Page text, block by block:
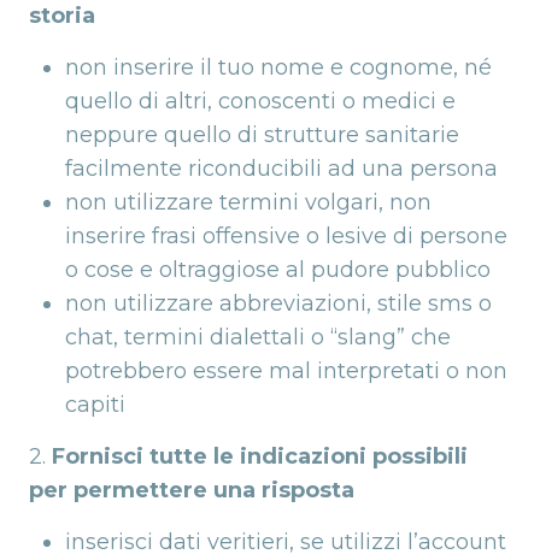
storia
non inserire il tuo nome e cognome, né
quello di altri, conoscenti o medici e
neppure quello di strutture sanitarie
facilmente riconducibili ad una persona
non utilizzare termini volgari, non
inserire frasi offensive o lesive di persone
o cose e oltraggiose al pudore pubblico
non utilizzare abbreviazioni, stile sms o
chat, termini dialettali o “slang” che
potrebbero essere mal interpretati o non
capiti
2. Fornisci tutte le indicazioni possibili
per permettere una risposta
inserisci dati veritieri, se utilizzi l’account